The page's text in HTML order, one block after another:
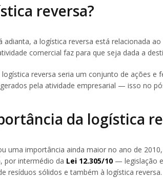
reversa?
a logística reversa está relacionada
comercial faz para que seja dada a
reversa seria um conjunto de ações e
pela atividade empresarial — isso no
da logística
uma importância ainda maior no ano de
por intermédio da Lei 12.305/10 — legislação
resíduos sólidos e também à logística reversa.